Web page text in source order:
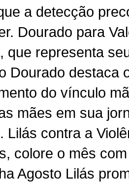
a detecção
Dourado para
que representa
Dourado destaca
do vínculo
mães em sua
Lilás contra a
colore o mês
Agosto Lilás